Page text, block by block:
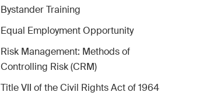
Bystander Training
Equal Employment Opportunity
Risk Management: Methods of
Controlling Risk (CRM)
Title VII of the Civil Rights Act of 1964